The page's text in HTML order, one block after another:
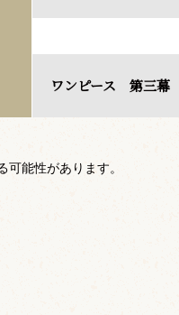
ワンピース 第三幕
能性があります。